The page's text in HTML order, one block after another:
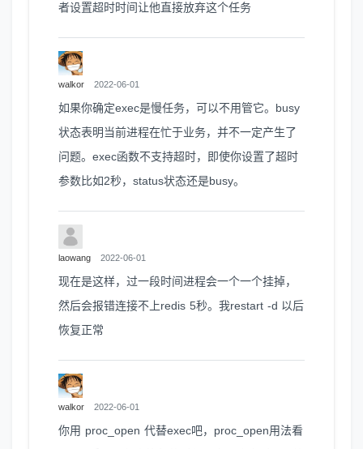
者设置超时时间让他直接放弃这个任务
walkor 2022-06-01
如果你确定exec是慢任务，可以不用管它。busy
状态表明当前进程在忙于业务，并不一定产生了
问题。exec函数不支持超时，即使你设置了超时
参数比如2秒，status状态还是busy。
laowang 2022-06-01
现在是这样，过一段时间进程会一个一个挂掉，
然后会报错连接不上redis 5秒。我restart -d 以后
恢复正常
walkor 2022-06-01
你用 proc_open 代替exec吧，proc_open用法看